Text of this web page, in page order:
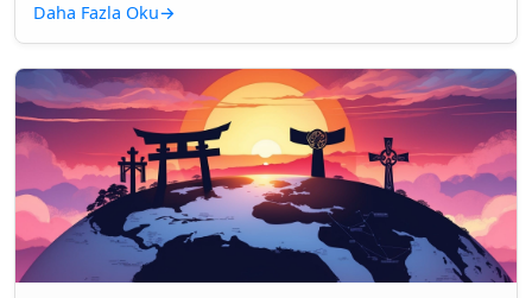
Daha Fazla Oku→